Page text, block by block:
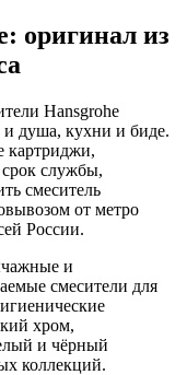
оригинал из
Hansgrohe
душа, кухни и биде.
картриджи,
службы,
смеситель
от метро
России.
и
смесители для
хром,
и чёрный
коллекций.